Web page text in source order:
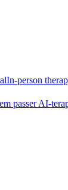
In-person
passer AI-